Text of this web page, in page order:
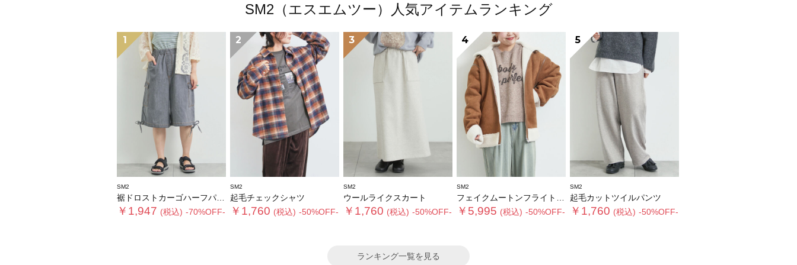
SM2（エスエムツー）人気アイテムランキング
1
SM2
裾ドロストカーゴハーフパンツ
￥1,947 (税込) -70%OFF-
2
SM2
起毛チェックシャツ
￥1,760 (税込) -50%OFF-
3
SM2
ウールライクスカート
￥1,760 (税込) -50%OFF-
4
SM2
フェイクムートンフライトジャケット
￥5,995 (税込) -50%OFF-
5
SM2
起毛カットツイルパンツ
￥1,760 (税込) -50%OFF-
ランキング一覧を見る